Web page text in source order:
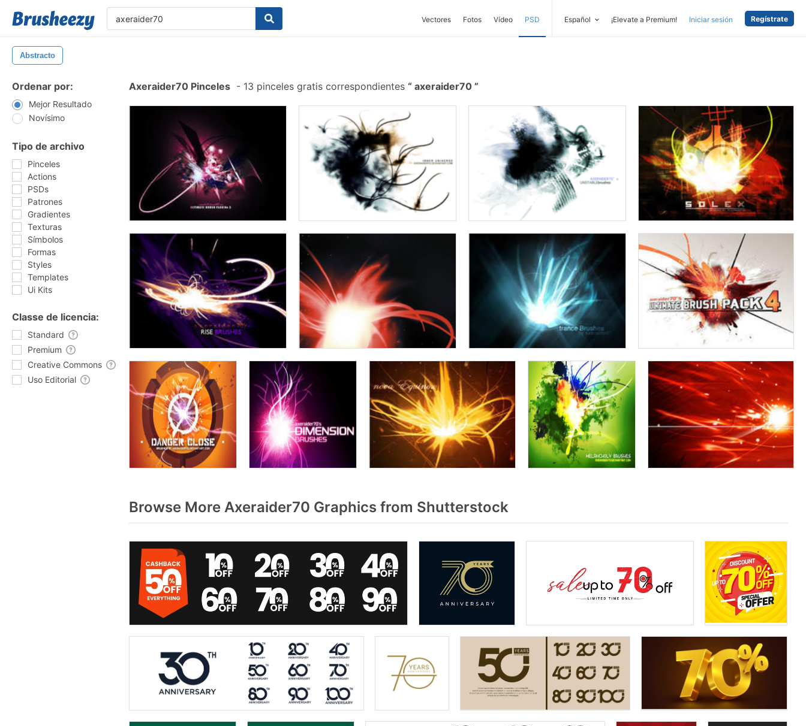
Vectores Fotos Vídeo PSD Español ¡Elevate a Premium! Iniciar sesión Regístrate
Abstracto
Ordenar por:
Mejor Resultado
Novísimo
Tipo de archivo
Pinceles
Actions
PSDs
Patrones
Gradientes
Texturas
Símbolos
Formas
Styles
Templates
Ui Kits
Classe de licencia:
Standard
Premium
Creative Commons
Uso Editorial
Axeraider70 Pinceles - 13 pinceles gratis correspondientes axeraider70
Browse More Axeraider70 Graphics from Shutterstock